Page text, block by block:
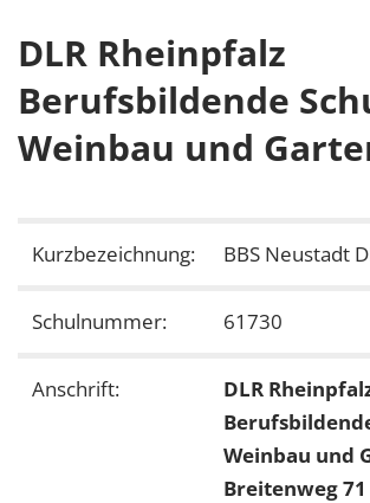
DLR Rheinpfalz
Berufsbildende
Weinbau und
Kurzbezeichnung: BBS Neustadt
Schulnummer: 61730
Anschrift:
DLR
Weinbau und
Breitenweg 71